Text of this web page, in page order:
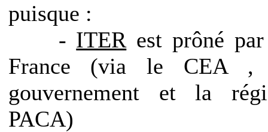
puisque :
- ITER est prôné
France (via le CEA ,
gouvernement et la
PACA)